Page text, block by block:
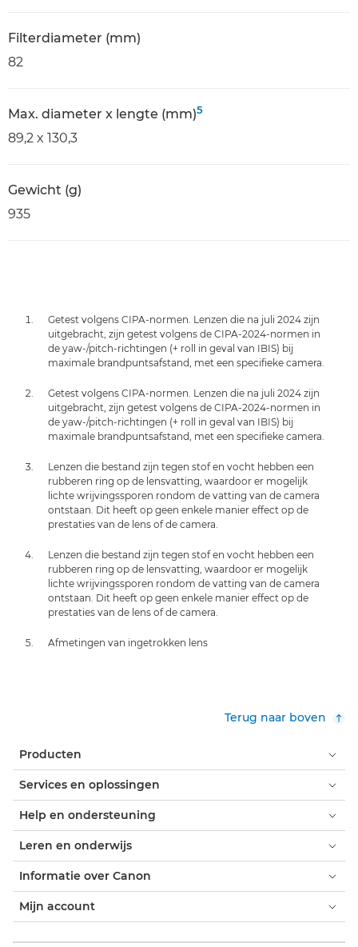
Filterdiameter (mm)
82
Max. diameter x lengte (mm)5
89,2 x 130,3
Gewicht (g)
935
Getest volgens CIPA-normen. Lenzen die na juli 2024 zijn
uitgebracht, zijn getest volgens de CIPA-2024-normen in
de yaw-/pitch-richtingen (+ roll in geval van IBIS) bij
maximale brandpuntsafstand, met een specifieke camera.
Getest volgens CIPA-normen. Lenzen die na juli 2024 zijn
uitgebracht, zijn getest volgens de CIPA-2024-normen in
de yaw-/pitch-richtingen (+ roll in geval van IBIS) bij
maximale brandpuntsafstand, met een specifieke camera.
Lenzen die bestand zijn tegen stof en vocht hebben een
rubberen ring op de lensvatting, waardoor er mogelijk
lichte wrijvingssporen rondom de vatting van de camera
ontstaan. Dit heeft op geen enkele manier effect op de
prestaties van de lens of de camera.
Lenzen die bestand zijn tegen stof en vocht hebben een
rubberen ring op de lensvatting, waardoor er mogelijk
lichte wrijvingssporen rondom de vatting van de camera
ontstaan. Dit heeft op geen enkele manier effect op de
prestaties van de lens of de camera.
Afmetingen van ingetrokken lens
Terug naar boven
Producten
Services en oplossingen
Help en ondersteuning
Leren en onderwijs
Informatie over Canon
Mijn account